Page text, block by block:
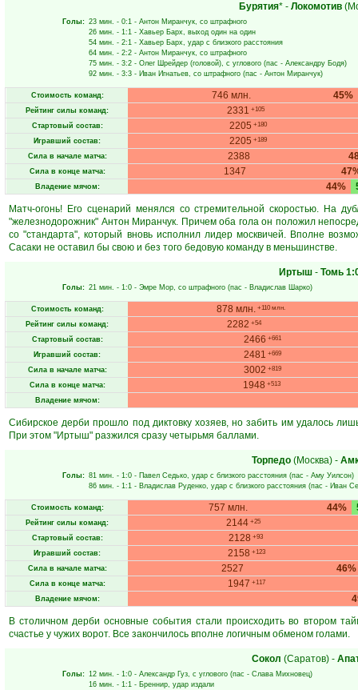
Бурятия* - Локомотив
Голы: 23 мин. - 0:1 - Антон Миранчук, со штрафного
26 мин. - 1:1 - Хавьер Барх, выход один на один
54 мин. - 2:1 - Хавьер Барх, удар с близкого расстояния
64 мин. - 2:2 - Антон Миранчук, со штрафного
75 мин. - 3:2 - Олег Шрейдер (головой), с углового (пас - Александру Бодя)
92 мин. - 3:3 - Иван Игнатьев, со штрафного (пас - Антон Миранчук)
Стоимость команд: 45%
746 млн.
Рейтинг силы команд: 2331 +105
Стартовый состав: 2205 +180
Игравший состав: 2205 +189
Сила в начале матча: 2388
Сила в конце матча: 1347
Владение мячом: 44%
Матч-огонь! Его сценарий менялся со стремительной скоростью. На
"железнодорожник" Антон Миранчук. Причем оба гола он положил
со "стандарта", который вновь исполнил лидер москвичей. Вполне
Сасаки не оставил бы свою и без того бедовую команду в меньшинстве.
Иртыш - Томь
Голы: 21 мин. - 1:0 - Эмре Мор, со штрафного (пас - Владислав Шарко)
Стоимость команд: 878 млн. +110 млн.
Рейтинг силы команд: 2282 +54
Стартовый состав: 2466 +661
Игравший состав: 2481 +669
Сила в начале матча: 3002 +819
Сила в конце матча: 1948 +513
Владение мячом:
Сибирское дерби прошло под диктовку хозяев, но забить им удалось
При этом "Иртыш" разжился сразу четырьмя баллами.
Торпедо(Москва)-
Голы: 81 мин. - 1:0 - Павел Седько, удар с близкого расстояния (пас - Аму Уилсон)
86 мин. - 1:1 - Владислав Руденко, удар с близкого расстояния (пас - Иван
Стоимость команд: 44%
757 млн.
Рейтинг силы команд: 2144 +25
Стартовый состав: 2128 +93
Игравший состав: 2158 +123
Сила в начале матча: 46%
2527
Сила в конце матча: 1947 +117
Владение мячом:
В столичном дерби основные события стали происходить во втором
счастье у чужих ворот. Все закончилось вполне логичным обменом голами.
Сокол (Саратов) -
Голы: 12 мин. - 1:0 - Александр Гуз, с углового (пас - Слава Михновец)
16 мин. - 1:1 - Бреннир, удар издали